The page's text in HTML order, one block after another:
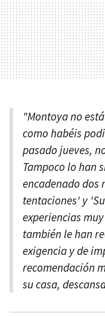
"Montoya no
como habéis
pasado jueves,
Tampoco lo han
encadenado dos
tentaciones' y
experiencias
también le han
exigencia y de
recomendación
su casa,